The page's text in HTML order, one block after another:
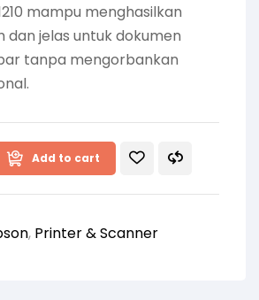
mampu menghasilkan
jelas untuk dokumen
tanpa mengorbankan
Add to cart
, Printer & Scanner